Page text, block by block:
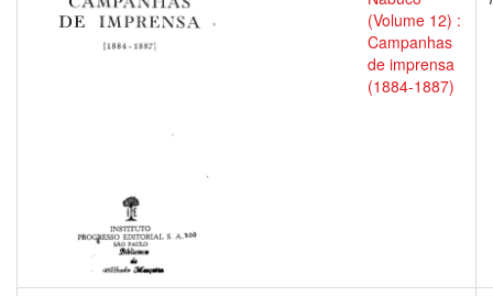
(Volume 12) :
Campanhas
de imprensa
(1884-1887)